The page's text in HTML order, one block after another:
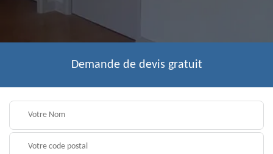
Demande de devis gratuit